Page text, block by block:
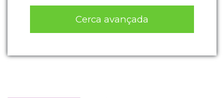
Cerca avançada